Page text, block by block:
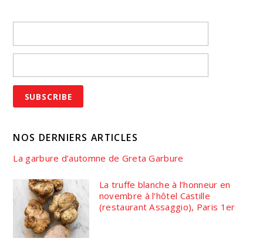
NOS DERNIERS ARTICLES
La garbure d’automne de Greta Garbure
La truffe blanche à l’honneur en
novembre à l’hôtel Castille
(restaurant Assaggio), Paris 1er